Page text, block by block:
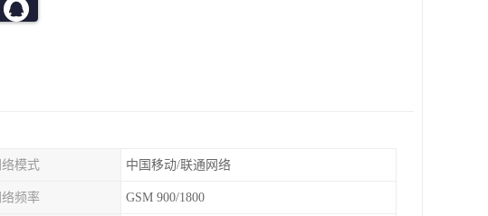
络模式 中国移动/联通网络
络频率 GSM 900/1800